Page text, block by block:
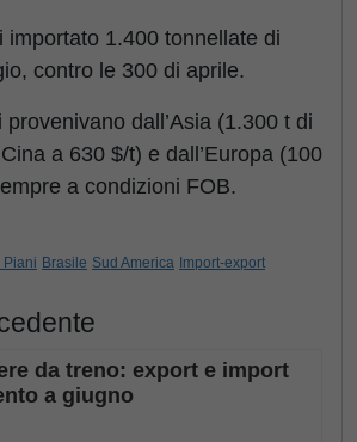
importato 1.400 tonnellate di
contro le 300 di aprile.
dall’Asia (1.300 t di
a 630 $/t) e dall’Europa (100
a condizioni FOB.
Piani Brasile Sud America Import-export
da treno: export e import
a giugno